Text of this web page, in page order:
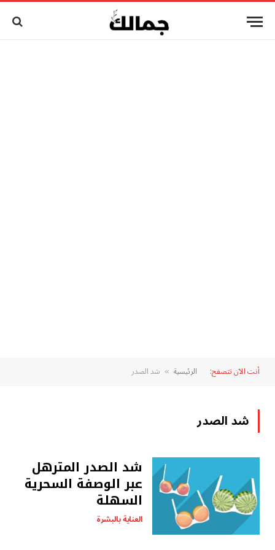
أنت الآن تتصفح: الرئيسية » شد الصدر
شد الصدر
شد الصدر المترهل
عبر الوصفة السحرية
السهلة
العناية بالبشرة